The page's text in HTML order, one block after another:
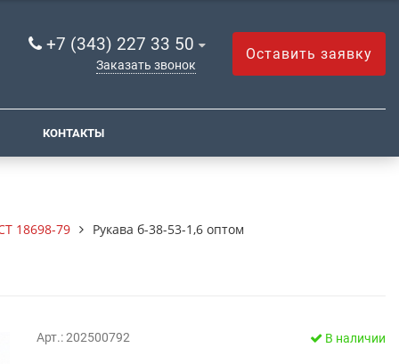
+7 (343) 227 33 50
Заказать звонок
Оставить заявку
КОНТАКТЫ
18698-79 Рукава б-38-53-1,6 оптом
Арт.: 202500792 В наличии